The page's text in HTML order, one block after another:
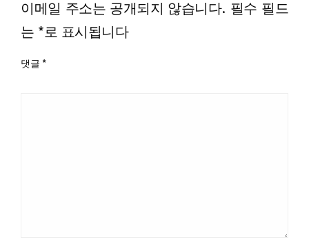
이메일 주소는 공개되지 않습니다. 필수 필드
는 *로 표시됩니다
댓글 *